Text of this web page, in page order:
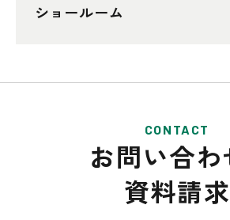
ショールーム
CONTACT
お問い合わ
資料請求